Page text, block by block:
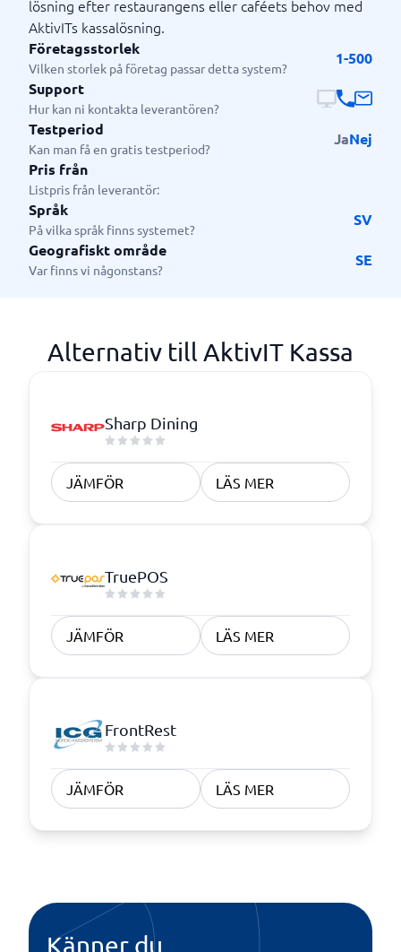
lösning efter restaurangens eller caféets behov med
AktivITs kassalösning.
Företagsstorlek
Vilken storlek på företag passar detta system?
1-500
Support
Hur kan ni kontakta leverantören?
Testperiod
Kan man få en gratis testperiod?
JaNej
Pris från
Listpris från leverantör:
Språk
På vilka språk finns systemet?
SV
Geografiskt område
Var finns vi någonstans?
SE
Alternativ till AktivIT Kassa
Sharp Dining
JÄMFÖR LÄS MER
TruePOS
JÄMFÖR LÄS MER
FrontRest
JÄMFÖR LÄS MER
Känner du